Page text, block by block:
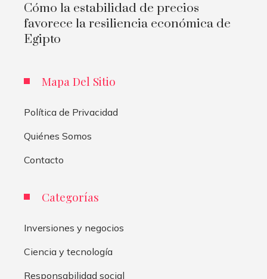
Cómo la estabilidad de precios
favorece la resiliencia económica de
Egipto
Mapa Del Sitio
Política de Privacidad
Quiénes Somos
Contacto
Categorías
Inversiones y negocios
Ciencia y tecnología
Responsabilidad social